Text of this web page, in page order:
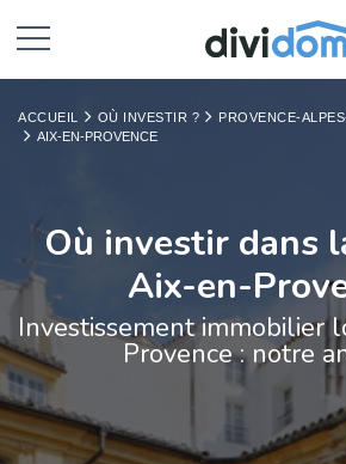
ACCUEIL OÙ INVESTIR ?
PROVENCE-
AIX-EN-PROVENCE
Où investir dans
Aix-en-
Investissement immobilier
Provence : notre